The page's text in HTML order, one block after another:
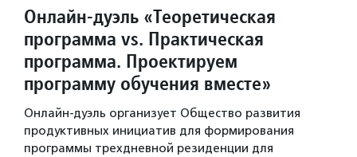
Онлайн-дуэль «Теоретическая
программа vs. Практическая
программа. Проектируем
программу обучения вместе»
Онлайн-дуэль организует Общество развития
продуктивных инициатив для формирования
программы трехдневной резиденции для